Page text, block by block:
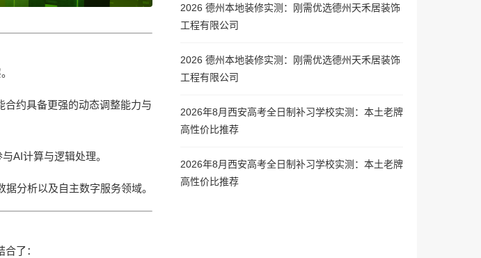
约具备更强的动态调整能力与
AI计算与逻辑处理。
分析以及自主数字服务领域。
了：
2026 德州本地装修实测：刚需优选德州天禾居装饰
工程有限公司
2026 德州本地装修实测：刚需优选德州天禾居装饰
工程有限公司
2026年8月西安高考全日制补习学校实测：本土老牌
高性价比推荐
2026年8月西安高考全日制补习学校实测：本土老牌
高性价比推荐